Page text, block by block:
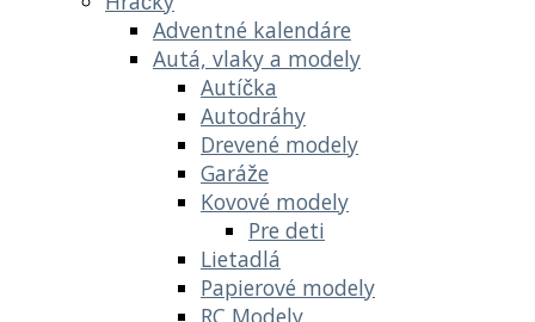
Adventné kalendáre
Autá, vlaky a modely
Autíčka
Autodráhy
Drevené modely
Garáže
Kovové modely
Pre deti
Lietadlá
Papierové modely